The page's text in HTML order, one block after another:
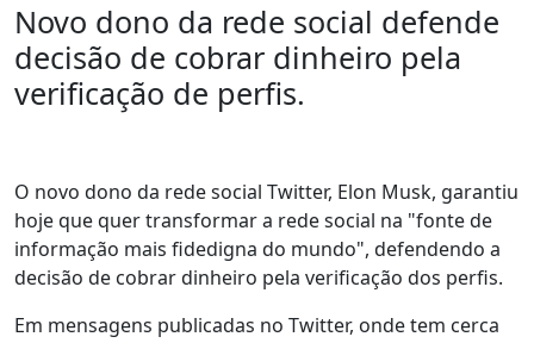
Novo dono da rede social defende
decisão de cobrar dinheiro pela
verificação de perfis.
O novo dono da rede social Twitter, Elon Musk, garantiu
hoje que quer transformar a rede social na "fonte de
informação mais fidedigna do mundo", defendendo a
decisão de cobrar dinheiro pela verificação dos perfis.
Em mensagens publicadas no Twitter, onde tem cerca